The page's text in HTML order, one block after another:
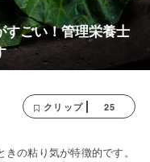
すごい！管理栄養士
クリップ 25
の粘り気が特徴的です。